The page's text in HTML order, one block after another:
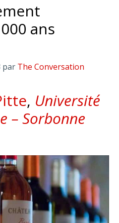
ans
par The Conversation
, Université
– Sorbonne